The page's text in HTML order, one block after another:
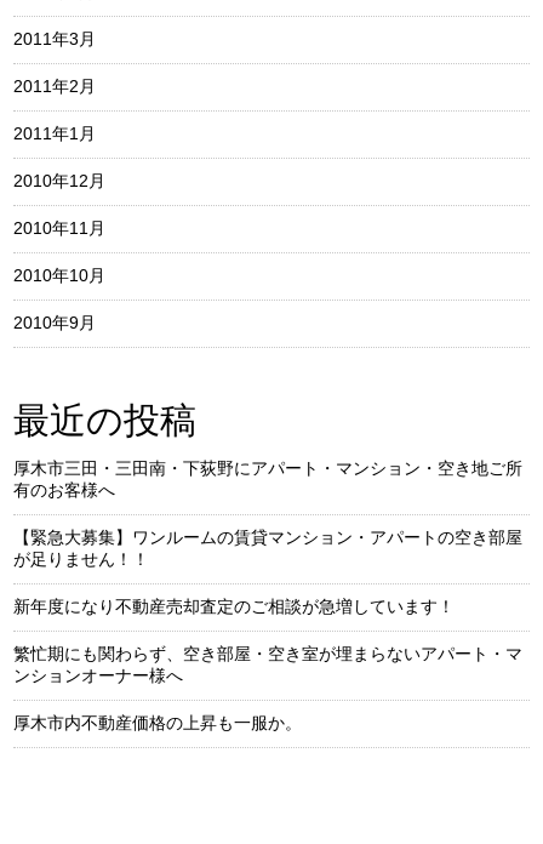
2011年3月
2011年2月
2011年1月
2010年12月
2010年11月
2010年10月
2010年9月
最近の投稿
厚木市三田・三田南・下荻野にアパート・マンション・空き地ご所
有のお客様へ
【緊急大募集】ワンルームの賃貸マンション・アパートの空き部屋
が足りません！！
新年度になり不動産売却査定のご相談が急増しています！
繁忙期にも関わらず、空き部屋・空き室が埋まらないアパート・マ
ンションオーナー様へ
厚木市内不動産価格の上昇も一服か。